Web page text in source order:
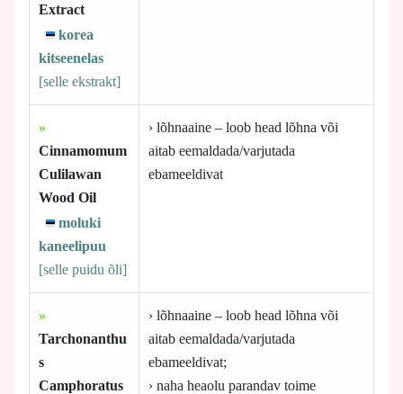
Extract
korea
kitseenelas
[selle ekstrakt]
»
Cinnamomum
Culilawan
Wood Oil
moluki
kaneelipuu
[selle puidu õli]
› lõhnaaine – loob head lõhna või
aitab eemaldada/varjutada
ebameeldivat
»
Tarchonanthu
s
Camphoratus
› lõhnaaine – loob head lõhna või
aitab eemaldada/varjutada
ebameeldivat;
› naha heaolu parandav toime